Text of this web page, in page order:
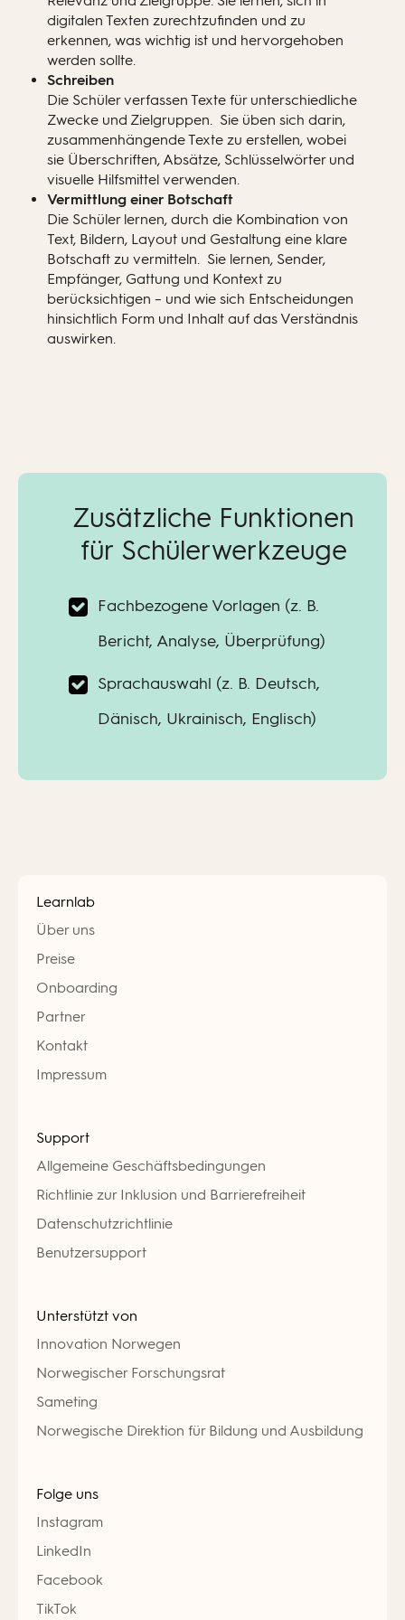
digitalen Texten zurechtzufinden und zu
erkennen, was wichtig ist und hervorgehoben
werden sollte.
Schreiben
Die Schüler verfassen Texte für unterschiedliche
Zwecke und Zielgruppen. Sie üben sich darin,
zusammenhängende Texte zu erstellen, wobei
sie Überschriften, Absätze, Schlüsselwörter und
visuelle Hilfsmittel verwenden.
Vermittlung einer Botschaft
Die Schüler lernen, durch die Kombination von
Text, Bildern, Layout und Gestaltung eine klare
Botschaft zu vermitteln. Sie lernen, Sender,
Empfänger, Gattung und Kontext zu
berücksichtigen – und wie sich Entscheidungen
hinsichtlich Form und Inhalt auf das Verständnis
auswirken.
Zusätzliche Funktionen
für Schülerwerkzeuge
Fachbezogene Vorlagen (z. B.
Bericht, Analyse, Überprüfung)
Sprachauswahl (z. B. Deutsch,
Dänisch, Ukrainisch, Englisch)
Learnlab
Über uns
Preise
Onboarding
Partner
Kontakt
Impressum
Support
Allgemeine Geschäftsbedingungen
Richtlinie zur Inklusion und Barrierefreiheit
Datenschutzrichtlinie
Benutzersupport
Unterstützt von
Innovation Norwegen
Norwegischer Forschungsrat
Sameting
Norwegische Direktion für Bildung und Ausbildung
Folge uns
Instagram
LinkedIn
Facebook
TikTok